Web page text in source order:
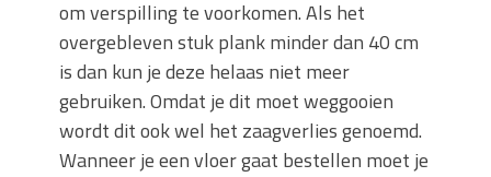
om verspilling te voorkomen. Als het
overgebleven stuk plank minder dan 40 cm
is dan kun je deze helaas niet meer
gebruiken. Omdat je dit moet weggooien
wordt dit ook wel het zaagverlies genoemd.
Wanneer je een vloer gaat bestellen moet je